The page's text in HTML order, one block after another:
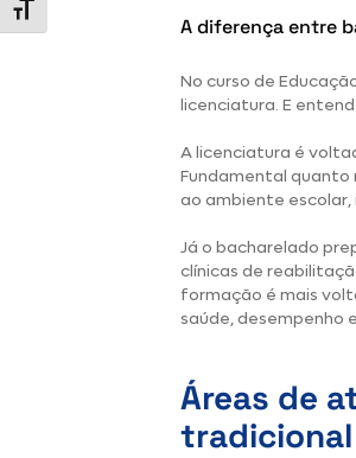
Alternar tamanho da fonte
A diferença entre
No curso de
licenciatura. E
A licenciatura é
Fundamental quanto
ao ambiente escolar,
Já o bacharelado
clínicas de
formação é mais
saúde, desempenho
Áreas de
tradicional